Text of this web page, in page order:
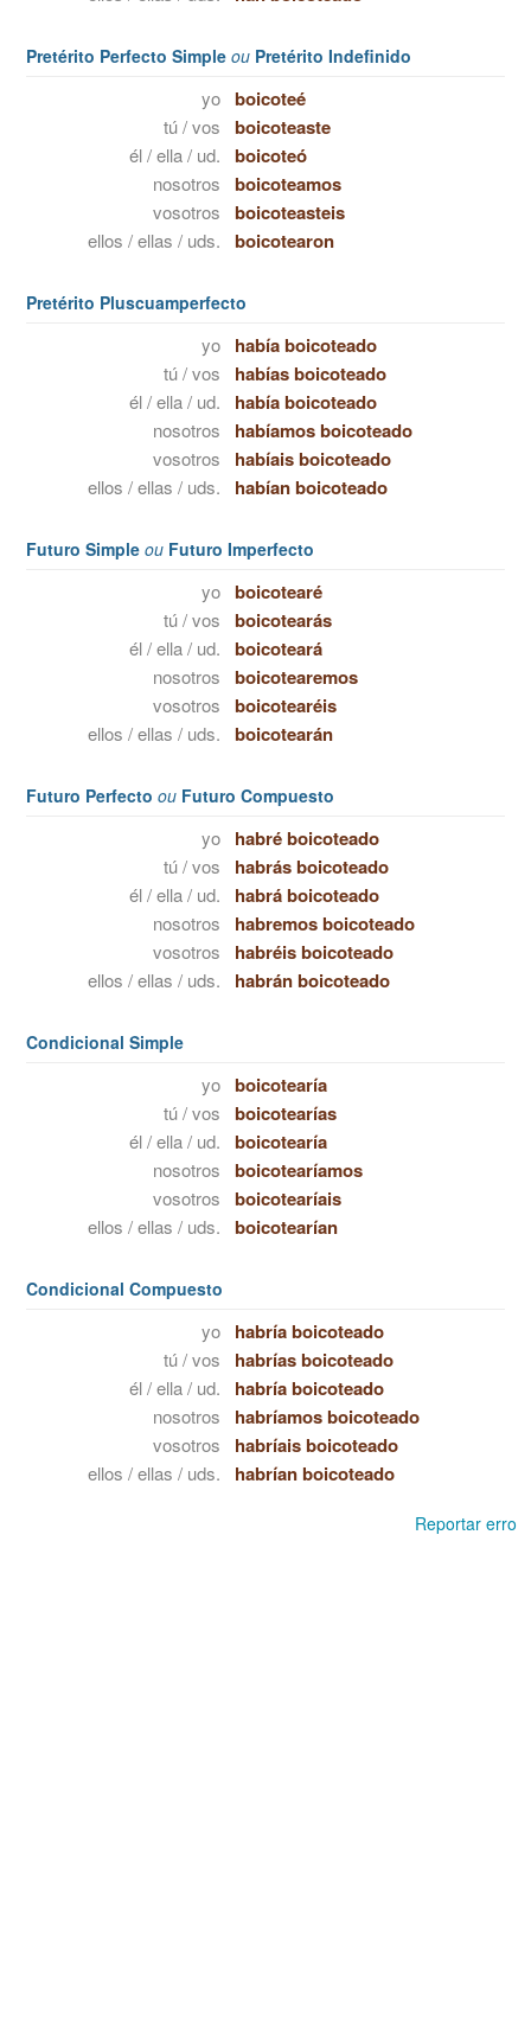
Pretérito Perfecto Simple ou Pretérito Indefinido
yo boicoteé
tú / vos boicoteaste
él / ella / ud. boicoteó
nosotros boicoteamos
vosotros boicoteasteis
ellos / ellas / uds. boicotearon
Pretérito Pluscuamperfecto
yo había boicoteado
tú / vos habías boicoteado
él / ella / ud. había boicoteado
nosotros habíamos boicoteado
vosotros habíais boicoteado
ellos / ellas / uds. habían boicoteado
Futuro Simple ou Futuro Imperfecto
yo boicotearé
tú / vos boicotearás
él / ella / ud. boicoteará
nosotros boicotearemos
vosotros boicotearéis
ellos / ellas / uds. boicotearán
Futuro Perfecto ou Futuro Compuesto
yo habré boicoteado
tú / vos habrás boicoteado
él / ella / ud. habrá boicoteado
nosotros habremos boicoteado
vosotros habréis boicoteado
ellos / ellas / uds. habrán boicoteado
Condicional Simple
yo boicotearía
tú / vos boicotearías
él / ella / ud. boicotearía
nosotros boicotearíamos
vosotros boicotearíais
ellos / ellas / uds. boicotearían
Condicional Compuesto
yo habría boicoteado
tú / vos habrías boicoteado
él / ella / ud. habría boicoteado
nosotros habríamos boicoteado
vosotros habríais boicoteado
ellos / ellas / uds. habrían boicoteado
Reportar erro